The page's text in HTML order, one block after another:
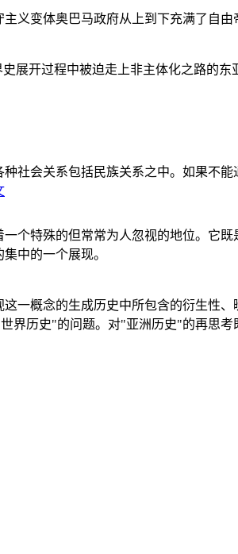
义变体奥巴马政府从上到下充满了自
展开过程中被迫走上非主体化之路的
社会关系包括民族关系之中。如果不
个特殊的但常常为人忽视的地位。它
中的一个展现。
一概念的生成历史中所包含的衍生性
界历史"的问题。对"亚洲历史"的再思